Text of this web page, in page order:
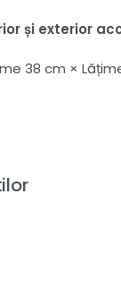
și exterior
38 cm ×